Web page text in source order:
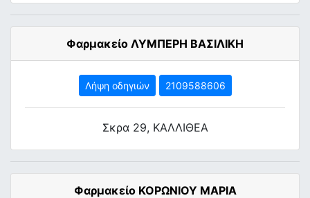
Φαρμακείο ΛΥΜΠΕΡΗ ΒΑΣΙΛΙΚΗ
Λήψη οδηγιών 2109588606
Σκρα 29, ΚΑΛΛΙΘΕΑ
Φαρμακείο ΚΟΡΩΝΙΟΥ ΜΑΡΙΑ